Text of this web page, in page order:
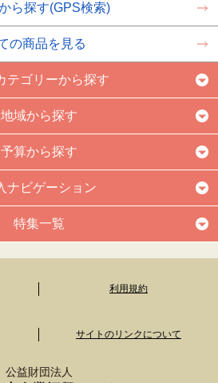
ら探す(GPS検索)
の商品を見る
テゴリーから探す
地域から探す
予算から探す
ナビゲーション
特集一覧
利用規約
サイトのリンクについて
公益財団法人